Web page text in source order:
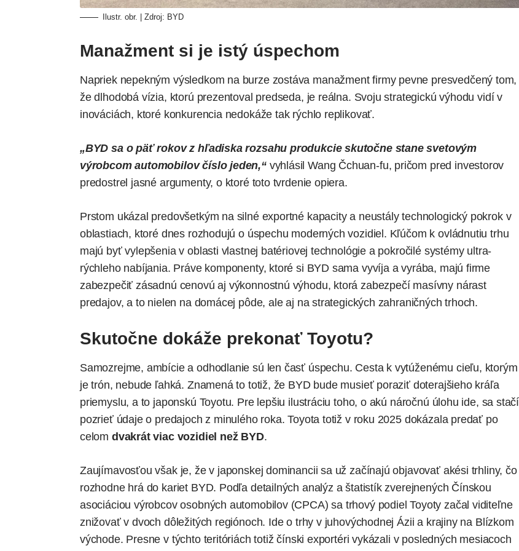
Ilustr. obr. | Zdroj: BYD
Manažment si je istý úspechom
Napriek nepekným výsledkom na burze zostáva manažment firmy pevne presvedčený tom,
že dlhodobá vízia, ktorú prezentoval predseda, je reálna. Svoju strategickú výhodu vidí v
inováciách, ktoré konkurencia nedokáže tak rýchlo replikovať.
„BYD sa o päť rokov z hľadiska rozsahu produkcie skutočne stane svetovým
výrobcom automobilov číslo jeden,“vyhlásil Wang Čchuan-fu, pričom pred investorov
predostrel jasné argumenty, o ktoré toto tvrdenie opiera.
Prstom ukázal predovšetkým na silné exportné kapacity a neustály technologický pokrok v
oblastiach, ktoré dnes rozhodujú o úspechu moderných vozidiel. Kľúčom k ovládnutiu trhu
majú byť vylepšenia v oblasti vlastnej batériovej technológie a pokročilé systémy ultra-
rýchleho nabíjania. Práve komponenty, ktoré si BYD sama vyvíja a vyrába, majú firme
zabezpečiť zásadnú cenovú aj výkonnostnú výhodu, ktorá zabezpečí masívny nárast
predajov, a to nielen na domácej pôde, ale aj na strategických zahraničných trhoch.
Skutočne dokáže prekonať Toyotu?
Samozrejme, ambície a odhodlanie sú len časť úspechu. Cesta k vytúženému cieľu, ktorým
je trón, nebude ľahká. Znamená to totiž, že BYD bude musieť poraziť doterajšieho kráľa
priemyslu, a to japonskú Toyotu. Pre lepšiu ilustráciu toho, o akú náročnú úlohu ide, sa stačí
pozrieť údaje o predajoch z minulého roka. Toyota totiž v roku 2025 dokázala predať po
celom dvakrát viac vozidiel než BYD.
Zaujímavosťou však je, že v japonskej dominancii sa už začínajú objavovať akési trhliny, čo
rozhodne hrá do kariet BYD. Podľa detailných analýz a štatistík zverejnených Čínskou
asociáciou výrobcov osobných automobilov (CPCA) sa trhový podiel Toyoty začal viditeľne
znižovať v dvoch dôležitých regiónoch. Ide o trhy v juhovýchodnej Ázii a krajiny na Blízkom
východe. Presne v týchto teritóriách totiž čínski exportéri vykázali v posledných mesiacoch